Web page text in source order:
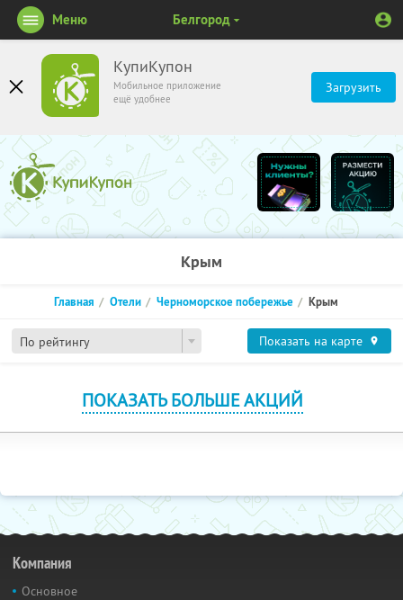
КупиКупон
Мобильное приложение
ещё удобнее
Загрузить
Меню Белгород
Крым
По рейтингу
Главная Отели Черноморское побережье Крым
Показать на карте
ПОКАЗАТЬ БОЛЬШЕ АКЦИЙ
Компания
Основное